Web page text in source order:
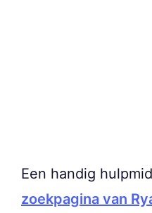
Een handig
zoekpagina van